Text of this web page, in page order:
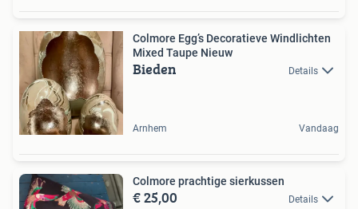
Colmore Egg’s Decoratieve Windlichten
Mixed Taupe Nieuw
Bieden Details
Arnhem Vandaag
Colmore prachtige sierkussen
€ 25,00 Details